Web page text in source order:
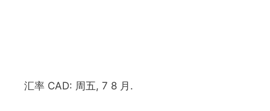
汇率 CAD: 周五, 7 8 月.